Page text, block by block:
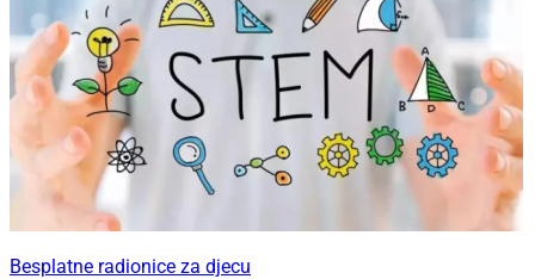
Besplatne radionice za djecu